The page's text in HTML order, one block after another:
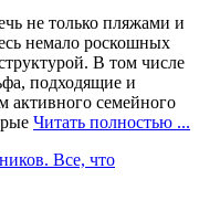
не только пляжами и
немало роскошных
В том числе
подходящие и
семейного
Читать полностью ...